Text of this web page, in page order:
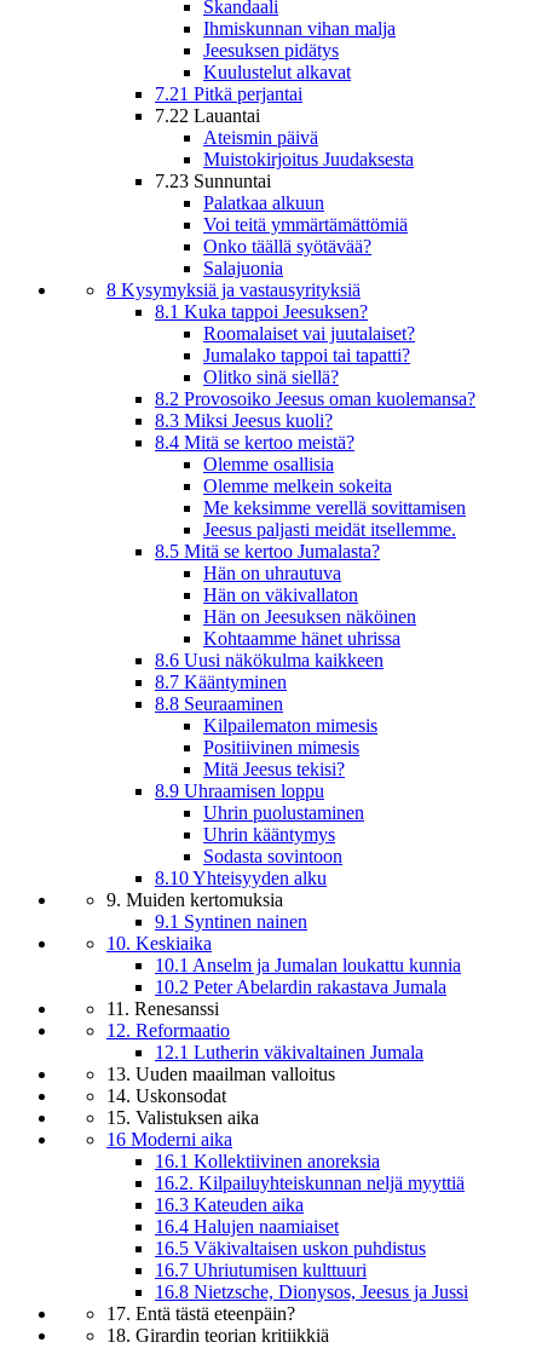
Skandaali
Ihmiskunnan vihan malja
Jeesuksen pidätys
Kuulustelut alkavat
7.21 Pitkä perjantai
7.22 Lauantai
Ateismin päivä
Muistokirjoitus Juudaksesta
7.23 Sunnuntai
Palatkaa alkuun
Voi teitä ymmärtämättömiä
Onko täällä syötävää?
Salajuonia
8 Kysymyksiä ja vastausyrityksiä
8.1 Kuka tappoi Jeesuksen?
Roomalaiset vai juutalaiset?
Jumalako tappoi tai tapatti?
Olitko sinä siellä?
8.2 Provosoiko Jeesus oman kuolemansa?
8.3 Miksi Jeesus kuoli?
8.4 Mitä se kertoo meistä?
Olemme osallisia
Olemme melkein sokeita
Me keksimme verellä sovittamisen
Jeesus paljasti meidät itsellemme.
8.5 Mitä se kertoo Jumalasta?
Hän on uhrautuva
Hän on väkivallaton
Hän on Jeesuksen näköinen
Kohtaamme hänet uhrissa
8.6 Uusi näkökulma kaikkeen
8.7 Kääntyminen
8.8 Seuraaminen
Kilpailematon mimesis
Positiivinen mimesis
Mitä Jeesus tekisi?
8.9 Uhraamisen loppu
Uhrin puolustaminen
Uhrin kääntymys
Sodasta sovintoon
8.10 Yhteisyyden alku
9. Muiden kertomuksia
9.1 Syntinen nainen
10. Keskiaika
10.1 Anselm ja Jumalan loukattu kunnia
10.2 Peter Abelardin rakastava Jumala
11. Renesanssi
12. Reformaatio
12.1 Lutherin väkivaltainen Jumala
13. Uuden maailman valloitus
14. Uskonsodat
15. Valistuksen aika
16 Moderni aika
16.1 Kollektiivinen anoreksia
16.2. Kilpailuyhteiskunnan neljä myyttiä
16.3 Kateuden aika
16.4 Halujen naamiaiset
16.5 Väkivaltaisen uskon puhdistus
16.7 Uhriutumisen kulttuuri
16.8 Nietzsche, Dionysos, Jeesus ja Jussi
17. Entä tästä eteenpäin?
18. Girardin teorian kritiikkiä